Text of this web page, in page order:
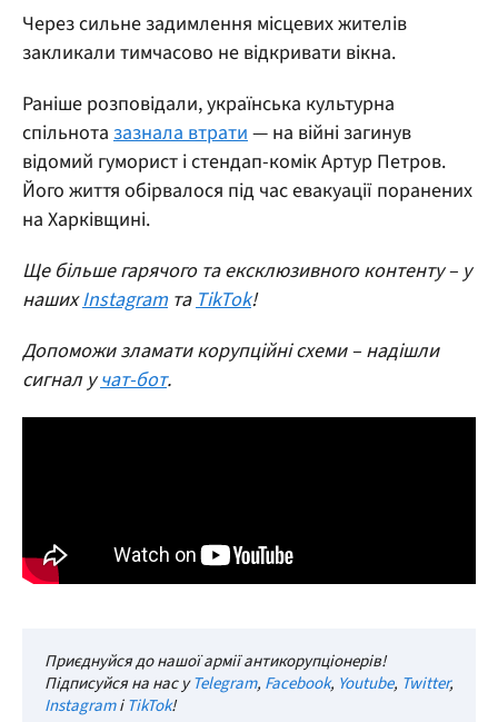
Через сильне задимлення місцевих жителів
закликали тимчасово не відкривати вікна.
Раніше розповідали, українська культурна
спільнота зазнала втрати— на війні загинув
відомий гуморист і стендап-комік Артур Петров.
Його життя обірвалося під час евакуації поранених
на Харківщині.
Ще більше гарячого та ексклюзивного контенту – у
нашихInstagram таTikTok!
Допоможи зламати корупційні схеми – надішли
сигнал учат-бот.
Приєднуйся до нашої армії антикорупціонерів!
Підписуйся на нас уTelegram, Facebook, Youtube, Twitter,
InstagramіTikTok!